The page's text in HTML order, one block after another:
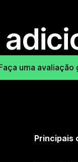
uma
Principais